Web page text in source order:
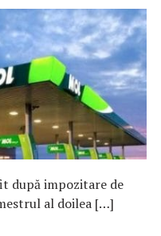
după impozitare de
al doilea […]